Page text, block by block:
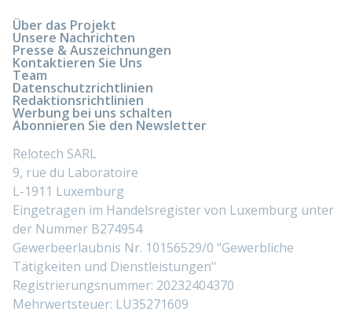
Über das Projekt
Unsere Nachrichten
Presse & Auszeichnungen
Kontaktieren Sie Uns
Team
Datenschutzrichtlinien
Redaktionsrichtlinien
Werbung bei uns schalten
Abonnieren Sie den Newsletter
Relotech SARL
9, rue du Laboratoire
L-1911 Luxemburg
Eingetragen im Handelsregister von Luxemburg unter
der Nummer B274954
Gewerbeerlaubnis Nr. 10156529/0 "Gewerbliche
Tätigkeiten und Dienstleistungen"
Registrierungsnummer: 20232404370
Mehrwertsteuer: LU35271609